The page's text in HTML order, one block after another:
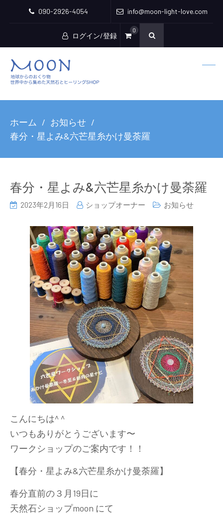
090-2926-4054 info@moon-light-love.com
ログイン/登録
0
ホーム
お知らせ
春分・星よみ&六芒星糸かけ曼荼羅
春分・星よみ&六芒星糸かけ曼荼羅
2023年2月16日 ショップオーナー お知らせ
こんにちは^ ^
いつもありがとうございます〜
ワークショップのご案内です！！
【春分・星よみ&六芒星糸かけ曼荼羅】
春分直前の３月19日に
天然石ショップmoon にて